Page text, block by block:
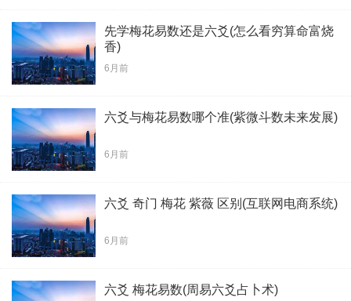
先学梅花易数还是六爻(怎么看穷算命富烧
香)
6月前
六爻与梅花易数哪个准(紫微斗数未来发展)
6月前
六爻 奇门 梅花 紫薇 区别(互联网电商系统)
6月前
六爻 梅花易数(周易六爻占卜术)